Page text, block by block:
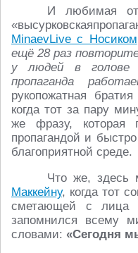
И любимая
MinaevLive с Носиком
ещё 28 раз
у людей в
пропаганда
рукопожатная
когда тот за пару
же фразу, которая
пропагандой и
благоприятной среде.
Что же, здесь
Маккейну, когда тот
сметающей с лица
запомнился всему
словами: «Сегодня